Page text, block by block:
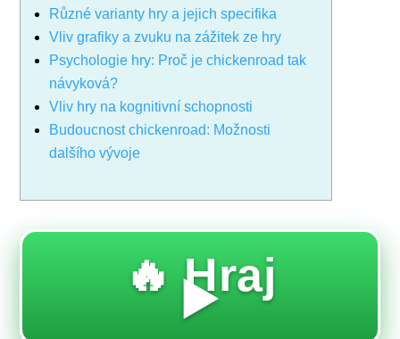
Různé varianty hry a jejich specifika
Vliv grafiky a zvuku na zážitek ze hry
Psychologie hry: Proč je chickenroad tak
návyková?
Vliv hry na kognitivní schopnosti
Budoucnost chickenroad: Možnosti
dalšího vývoje
🔥 Hraj
▶️